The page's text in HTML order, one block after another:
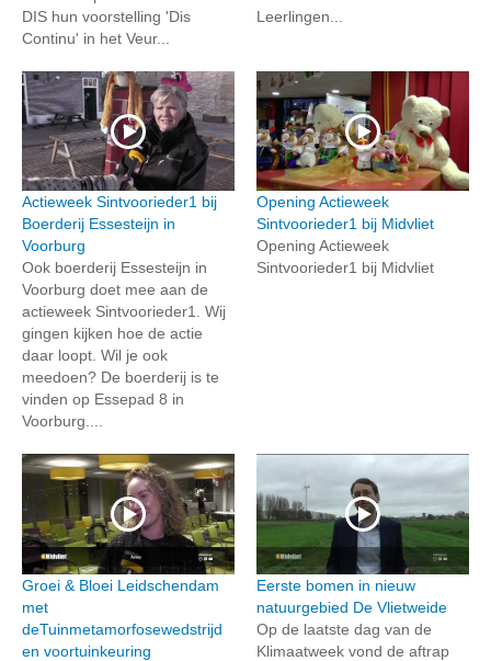
DIS hun voorstelling 'Dis
Continu' in het Veur...
Leerlingen...
Actieweek Sintvoorieder1 bij
Boerderij Essesteijn in
Voorburg
Ook boerderij Essesteijn in
Voorburg doet mee aan de
actieweek Sintvoorieder1. Wij
gingen kijken hoe de actie
daar loopt. Wil je ook
meedoen? De boerderij is te
vinden op Essepad 8 in
Voorburg....
Opening Actieweek
Sintvoorieder1 bij Midvliet
Opening Actieweek
Sintvoorieder1 bij Midvliet
Groei & Bloei Leidschendam
met
deTuinmetamorfosewedstrijd
en voortuinkeuring
Eerste bomen in nieuw
natuurgebied De Vlietweide
Op de laatste dag van de
Klimaatweek vond de aftrap